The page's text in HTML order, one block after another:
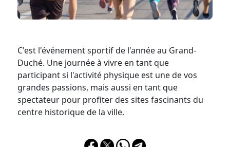
C'est l'événement sportif de l'année au Grand-
Duché. Une journée à vivre en tant que
participant si l'activité physique est une de vos
grandes passions, mais aussi en tant que
spectateur pour profiter des sites fascinants du
centre historique de la ville.